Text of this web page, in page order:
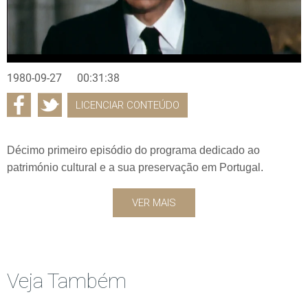
1980-09-27 00:31:38
LICENCIAR CONTEÚDO
Décimo primeiro episódio do programa dedicado ao
património cultural e a sua preservação em Portugal.
VER MAIS
Veja Também